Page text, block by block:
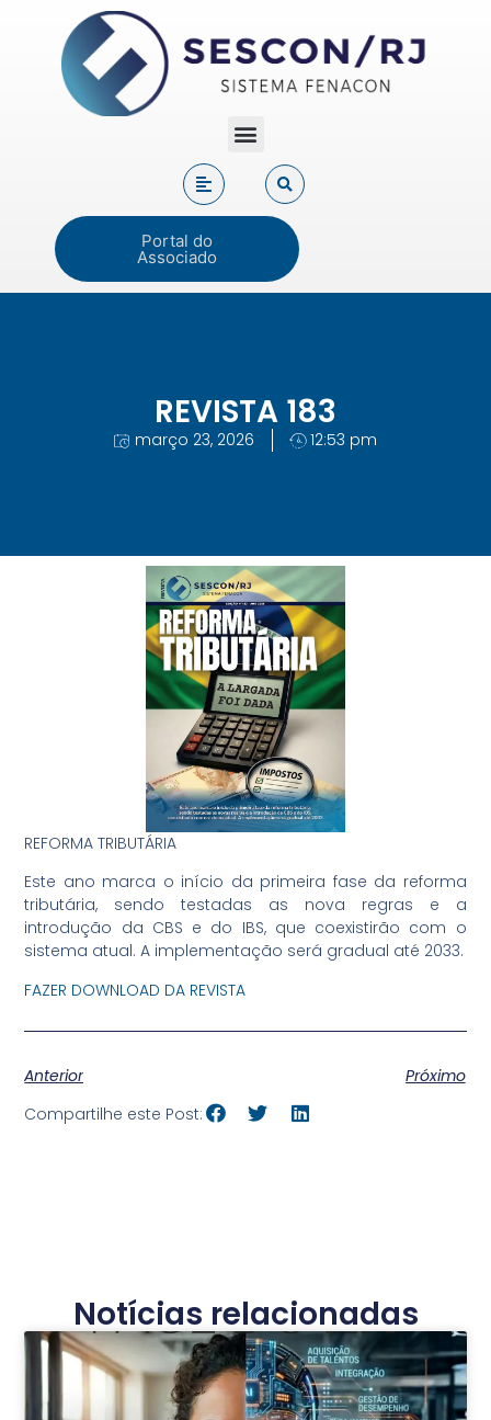
Portal do
Associado
REVISTA 183
março 23, 2026 12:53 pm
REFORMA TRIBUTÁRIA
Este ano marca o início da primeira fase da reforma
tributária, sendo testadas as nova regras e a
introdução da CBS e do IBS, que coexistirão com o
sistema atual. A implementação será gradual até 2033.
FAZER DOWNLOAD DA REVISTA
Anterior
Próximo
Compartilhe este Post:
Notícias relacionadas